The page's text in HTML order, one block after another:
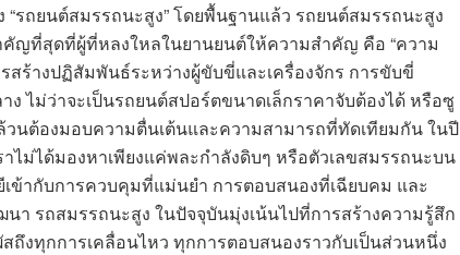
ถยนต์สมรรถนะสูง” โดยพื้นฐานแล้ว รถยนต์สมรรถนะสูง
ญที่สุดที่ผู้ที่หลงใหลในยานยนต์ให้ความสำคัญ คือ “ความ
สร้างปฏิสัมพันธ์ระหว่างผู้ขับขี่และเครื่องจักร การขับขี่
ไม่ว่าจะเป็นรถยนต์สปอร์ตขนาดเล็กราคาจับต้องได้ หรือซู
นต้องมอบความตื่นเต้นและความสามารถที่ทัดเทียมกัน ในปี
ไม่ได้มองหาเพียงแค่พละกำลังดิบๆ หรือตัวเลขสมรรถนะบน
ข้ากับการควบคุมที่แม่นยำ การตอบสนองที่เฉียบคม และ
า รถสมรรถนะสูง ในปัจจุบันมุ่งเน้นไปที่การสร้างความรู้สึก
ถึงทุกการเคลื่อนไหว ทุกการตอบสนองราวกับเป็นส่วนหนึ่ง